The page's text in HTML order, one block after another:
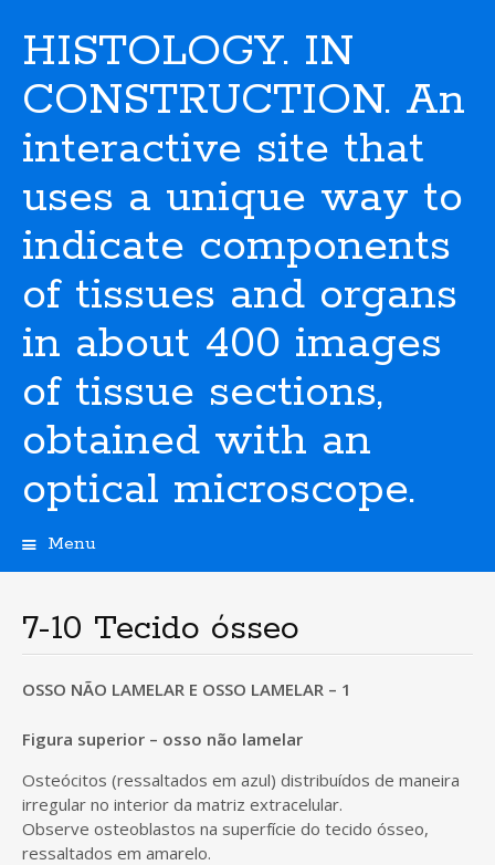
HISTOLOGY. IN
CONSTRUCTION. An
interactive site that
uses a unique way to
indicate components
of tissues and organs
in about 400 images
of tissue sections,
obtained with an
optical microscope.
Menu
i
p
t
o
n
t
e
n
7-10 Tecido ósseo
OSSO NÃO LAMELAR E OSSO LAMELAR – 1
Figura superior – osso não lamelar
Osteócitos (ressaltados em azul) distribuídos de maneira
irregular no interior da matriz extracelular.
Observe osteoblastos na superfície do tecido ósseo,
ressaltados em amarelo.